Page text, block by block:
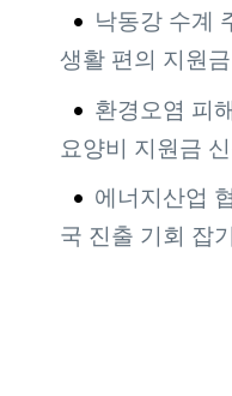
낙동강 수계
생활 편의 지원
환경오염 피
요양비 지원금
에너지산업
국 진출 기회 잡기